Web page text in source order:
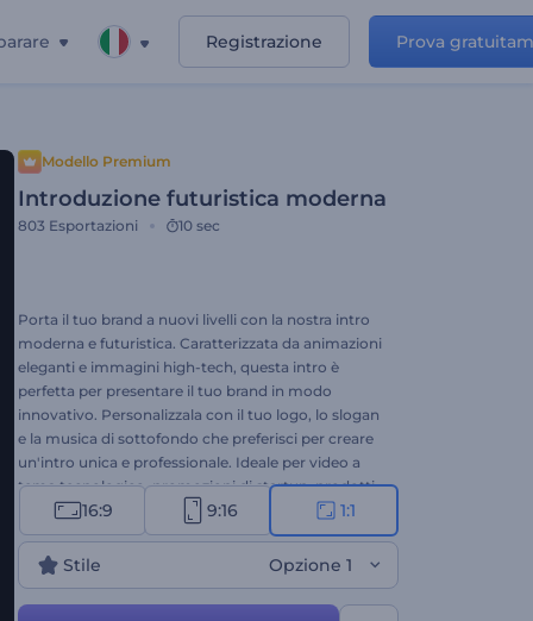
Registrazione Prova
Modello Premium
Introduzione futuristica moderna
803 Esportazioni 10 sec
Porta il tuo brand a nuovi livelli con la nostra intro
moderna e futuristica. Caratterizzata da animazioni
eleganti e immagini high-tech, questa intro è
perfetta per presentare il tuo brand in modo
innovativo. Personalizzala con il tuo logo, lo slogan
e la musica di sottofondo che preferisci per creare
un'intro unica e professionale. Ideale per video a
tema tecnologico, promozioni di startup, prodotti
innovativi, campagne di marketing digitale e molto
altro. Crea ora e preparati a stupire e coinvolgere il
tuo pubblico!
16:9 9:16 1:1
Stile Opzione 1